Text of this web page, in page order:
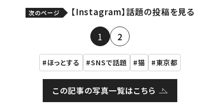
次のページ 【Instagram】話題の投稿を見る
1 2
ほっとする SNSで話題 猫 東京都
この記事の写真一覧はこちら